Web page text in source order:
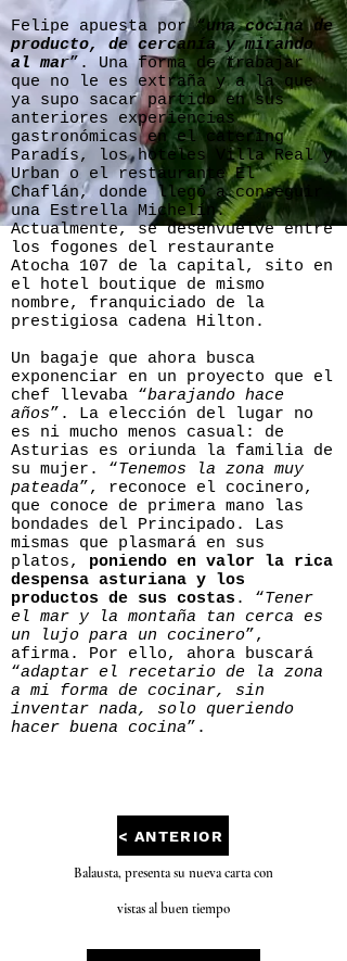
Felipe apuesta por “una cocina de
producto, de cercanía y mirando
al mar”. Una forma de trabajar
que no le es extraña y a la que
ya supo sacar partido en sus
anteriores experiencias
gastronómicas en el catering
Paradís, los hoteles Villa Real y
Urban o el restaurante El
Chaflán, donde llegó a conseguir
una Estrella Michelín.
Actualmente, se desenvuelve entre
los fogones del restaurante
Atocha 107 de la capital, sito en
el hotel boutique de mismo
nombre, franquiciado de la
prestigiosa cadena Hilton.
Un bagaje que ahora busca
exponenciar en un proyecto que el
chef llevaba “barajando hace
años”. La elección del lugar no
es ni mucho menos casual: de
Asturias es oriunda la familia de
su mujer. “Tenemos la zona muy
pateada”, reconoce el cocinero,
que conoce de primera mano las
bondades del Principado. Las
mismas que plasmará en sus
platos, poniendo en valor la rica
despensa asturiana y los
productos de sus costas . “Tener
el mar y la montaña tan cerca es
un lujo para un cocinero”,
afirma. Por ello, ahora buscará
“adaptar el recetario de la zona
a mi forma de cocinar, sin
inventar nada, solo queriendo
hacer buena cocina”.
< ANTERIOR
Balausta, presenta su nueva carta con
vistas al buen tiempo